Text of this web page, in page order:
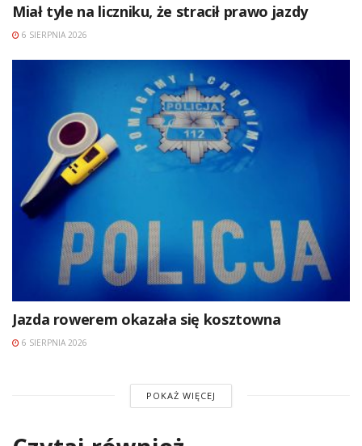
Miał tyle na liczniku, że stracił prawo jazdy
6 SIERPNIA 2026
Jazda rowerem okazała się kosztowna
6 SIERPNIA 2026
POKAŻ WIĘCEJ